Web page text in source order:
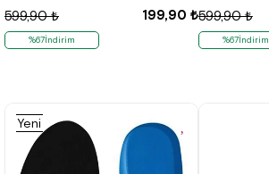
199,90 ₺
599,90 ₺
%67İndirim
599,90 ₺
%67İndirim
Yeni
Ürün